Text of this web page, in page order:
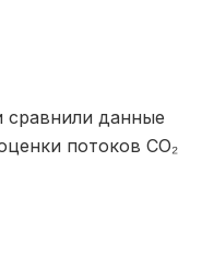
сравнили данные
потоков CO₂